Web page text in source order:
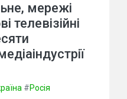
мережі
телевізійні
#Росія